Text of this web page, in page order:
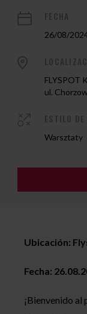
26/08/
FLYSPOT
ul.
Warsztaty
Ubicación:
Fecha:
¡Bienvenido